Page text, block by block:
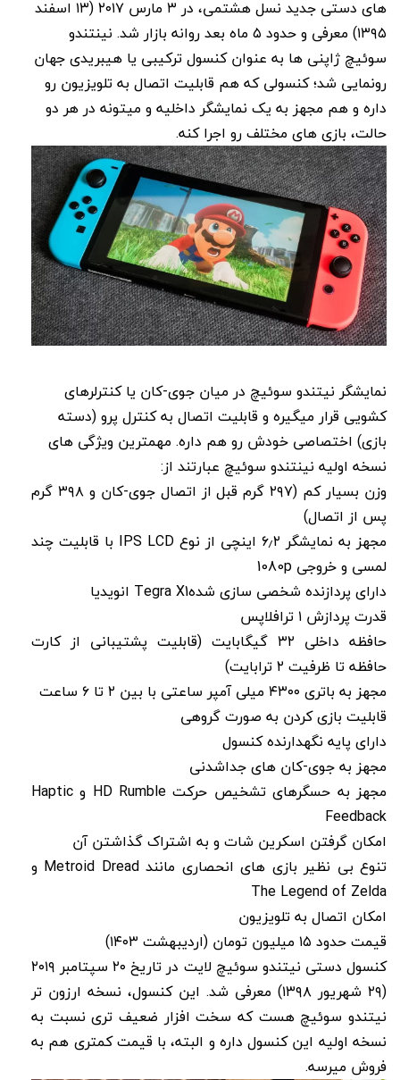
های دستی جدید نسل هشتمی، در ۳ مارس ۲۰۱۷ (۱۳ اسفند
۱۳۹۵) معرفی و حدود ۵ ماه بعد روانه بازار شد. نینتندو
سوئیچ ژاپنی ها به عنوان کنسول ترکیبی یا هیبریدی جهان
رونمایی شد؛ کنسولی که هم قابلیت اتصال به تلویزیون رو
داره و هم مجهز به یک نمایشگر داخلیه و میتونه در هر دو
حالت، بازی های مختلف رو اجرا کنه.
نمایشگر نیتندو سوئیچ در میان جوی-کان یا کنترلرهای
کشویی قرار میگیره و قابلیت اتصال به کنترل پرو (دسته
بازی) اختصاصی خودش رو هم داره. مهمترین ویژگی های
نسخه اولیه نینتندو سوئیچ عبارتند از:
وزن بسیار کم (۲۹۷ گرم قبل از اتصال جوی-کان و ۳۹۸ گرم
پس از اتصال)
مجهز به نمایشگر ۶٫۲ اینچی از نوع IPS LCD با قابلیت چند
لمسی و خروجی 1080p
دارای پردازنده شخصی سازی شدهTegra X1 انویدیا
قدرت پردازش ۱ ترافلاپس
حافظه داخلی ۳۲ گیگابایت (قابلیت پشتیبانی از کارت
حافظه تا ظرفیت ۲ ترابایت)
مجهز به باتری ۴۳۰۰ میلی آمپر ساعتی با بین ۲ تا ۶ ساعت
قابلیت بازی کردن به صورت گروهی
دارای پایه نگهدارنده کنسول
مجهز به جوی-کان های جداشدنی
مجهز به حسگرهای تشخیص حرکت HD Rumble و Haptic
Feedback
امکان گرفتن اسکرین شات و به اشتراک گذاشتن آن
تنوع بی نظیر بازی های انحصاری مانند Metroid Dread و
The Legend of Zelda
امکان اتصال به تلویزیون
قیمت حدود ۱۵ میلیون تومان (اردیبهشت ۱۴۰۳)
کنسول دستی نیتندو سوئیچ لایت در تاریخ ۲۰ سپتامبر ۲۰۱۹
(۲۹ شهریور ۱۳۹۸) معرفی شد. این کنسول، نسخه ارزون تر
نیتندو سوئیچ هست که سخت افزار ضعیف تری نسبت به
نسخه اولیه این کنسول داره و البته، با قیمت کمتری هم به
فروش میرسه.